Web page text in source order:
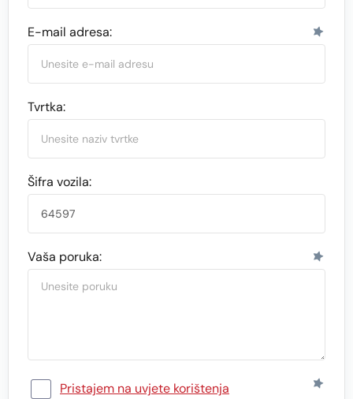
E-mail adresa:
Tvrtka:
Šifra vozila:
Vaša poruka:
Pristajem na uvjete korištenja